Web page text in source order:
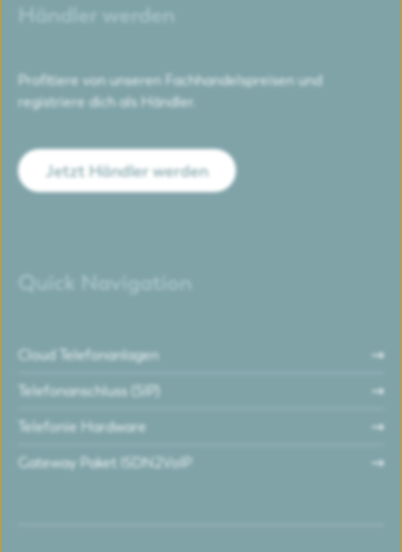
Händler werden
Profitiere von unseren Fachhandelspreisen und
registriere dich als Händler.
Jetzt Händler werden
Quick Navigation
Cloud Telefonanlagen
Telefonanschluss (SIP)
Telefonie Hardware
Gateway Paket ISDN2VoIP